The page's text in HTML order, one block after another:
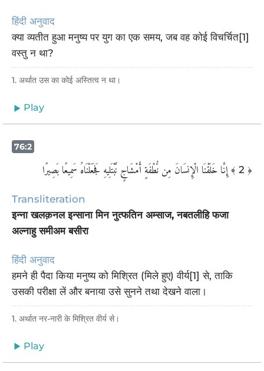
हिंदी अनुवाद
क्या व्यतीत हुआ मनुष्य पर युग का एक समय, जब वह कोई विचर्चित[1]
वस्तु न था?
1. अर्थात उस का कोई अस्तित्व न था।
Play
76:2
إِنَّا خَلَقْنَا الْإِنسَانَ مِن نُّطْفَةٍ أَمْشَاجٍ نَّبْتَلِيهِ فَجَعَلْنَاهُ سَمِيعًا بَصِيرًا ﴾ 2 ﴿
Transliteration
इन्ना खलक़नल इन्साना मिन नुत्फतिन अम्साज, नबतलीहि फजा
अल्नाहु समीअम बसीरा
हिंदी अनुवाद
हमने ही पैदा किया मनुष्य को मिश्रित (मिले हुए) वीर्य[1] से, ताकि
उसकी परीक्षा लें और बनाया उसे सुनने तथा देखने वाला।
1. अर्थात नर-नारी के मिश्रित वीर्य से।
Play